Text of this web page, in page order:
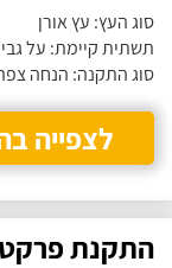
סוג העץ: עץ אורן
תשתית קיימת: על
סוג התקנה: הנחה
לצפייה
התקנת